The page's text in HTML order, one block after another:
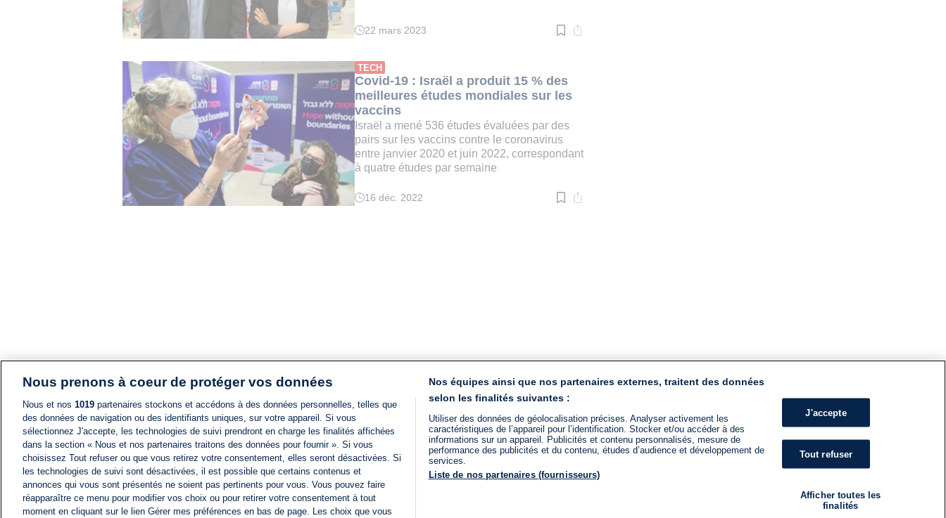
Temps
:
2
min.
22 mars 2023
TECH
Covid-19 : Israël a produit 15 % des
meilleures études mondiales sur les
vaccins
Israël a mené 536 études évaluées par des
pairs sur les vaccins contre le coronavirus
entre janvier 2020 et juin 2022, correspondant
à quatre études par semaine
Temps
16 déc. 2022
Nous prenons à coeur de protéger vos données
Nous et nos 1019 partenaires stockons et accédons à des données personnelles, telles que
des données de navigation ou des identifiants uniques, sur votre appareil. Si vous
sélectionnez J'accepte, les technologies de suivi prendront en charge les finalités affichées
dans la section « Nous et nos partenaires traitons des données pour fournir ». Si vous
choisissez Tout refuser ou que vous retirez votre consentement, elles seront désactivées. Si
les technologies de suivi sont désactivées, il est possible que certains contenus et
annonces qui vous sont présentés ne soient pas pertinents pour vous. Vous pouvez faire
réapparaître ce menu pour modifier vos choix ou pour retirer votre consentement à tout
moment en cliquant sur le lien Gérer mes préférences en bas de page. Les choix que vous
Nos équipes ainsi que nos partenaires externes, traitent des données
selon les finalités suivantes :
Utiliser des données de géolocalisation précises. Analyser activement les
caractéristiques de l’appareil pour l’identification. Stocker et/ou accéder à des
informations sur un appareil. Publicités et contenu personnalisés, mesure de
performance des publicités et du contenu, études d’audience et développement de
services.
Liste de nos partenaires (fournisseurs)
J'accepte
Tout refuser
Afficher toutes les
finalités